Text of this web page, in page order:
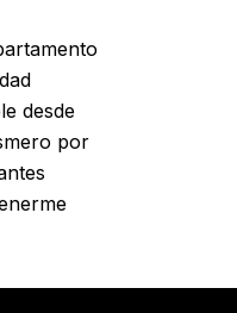
desde
por